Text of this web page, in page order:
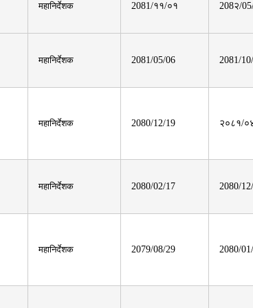
महानिर्देशक 2081/११/०१ 208२/
महानिर्देशक 2081/05/06 2081/
महानिर्देशक 2080/12/19 २०८१/
महानिर्देशक 2080/02/17 2080/
महानिर्देशक 2079/08/29 2080/